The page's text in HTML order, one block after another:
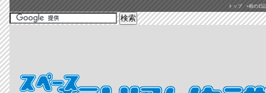
トップ «前の日